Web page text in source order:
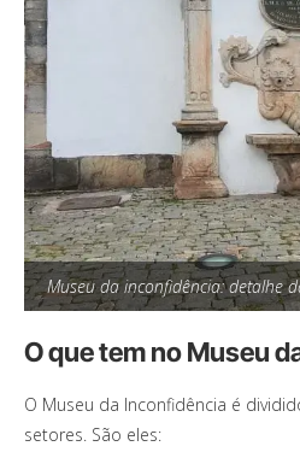
Museu da inconfidência: detalhe
O que tem no Museu
O Museu da Inconfidência é
setores. São eles: